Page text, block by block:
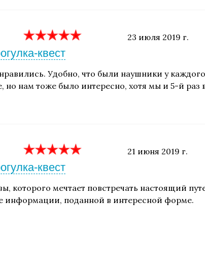
23 июля 2019 г.
квест
Удобно, что были наушники у
но нам тоже было интересно, хотя мы и 5-й раз
21 июня 2019 г.
квест
которого мечтает повстречать настоящий
информации, поданной в интересной форме.